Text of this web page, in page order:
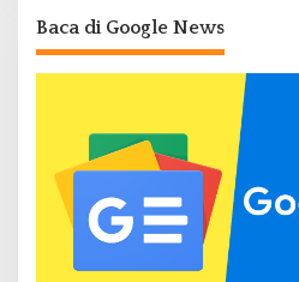
Baca di Google News